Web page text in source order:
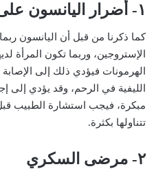
١- أضرار اليانسون على المرأة
كما ذكرنا من قبل أن اليانسون
الإستروجين، وربما تكون المرأة
الهرمونات فيؤدي ذلك إلى
الليفية في الرحم، وقد يؤدي
مبكرة، فيجب استشارة الطبيب
تتناولها بكثرة.
٢- مرضى السكري